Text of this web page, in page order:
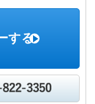
する